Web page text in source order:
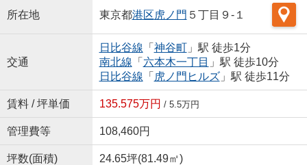
所在地 東京都港区虎ノ門 ５丁目９-１
交通
日比谷線 「 神谷町」駅 徒歩1分
南北線 「 六本木一丁目 」駅 徒歩10分
日比谷線 「 虎ノ門ヒルズ」駅 徒歩11分
賃料 / 坪単価 135.575万円 / 5.5万円
管理費等 108,460円
坪数(面積) 24.65坪(81.49㎡)